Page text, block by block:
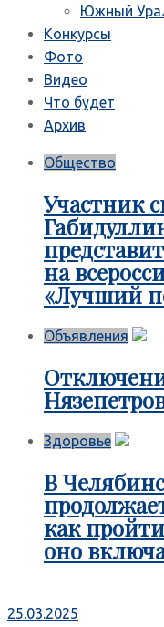
Южный
Конкурсы
Фото
Видео
Что будет
Архив
Общество
Участник
на
«Лучший
Объявления
Здоровье
В
как
оно
25.03.2025